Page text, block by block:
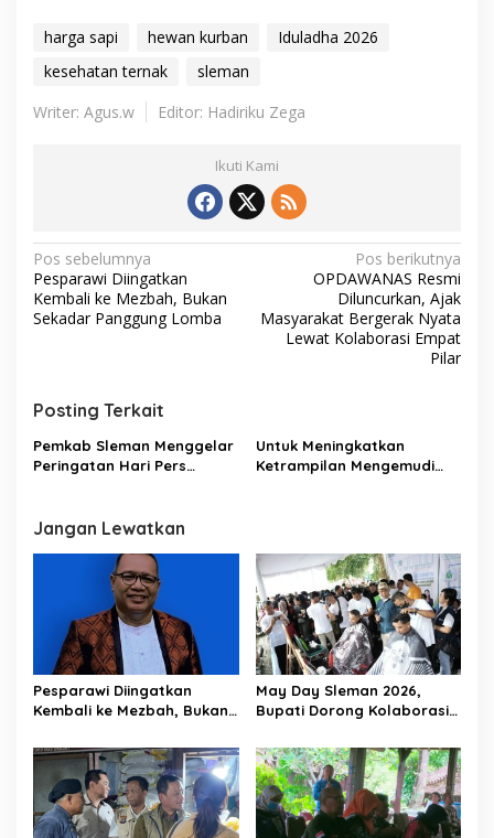
harga sapi hewan kurban
Iduladha 2026
kesehatan ternak
sleman
Writer: Agus.w
Editor: Hadiriku Zega
Ikuti Kami
N
a
v
a
s
i
o
Pos sebelumnya
Pesparawi Diingatkan
Kembali ke Mezbah, Bukan
Sekadar Panggung Lomba
Pos berikutnya
OPDAWANAS Resmi
Diluncurkan, Ajak
Masyarakat Bergerak Nyata
Lewat Kolaborasi Empat
Pilar
Posting Terkait
Pemkab Sleman Menggelar
Peringatan Hari Pers
Untuk Meningkatkan
Ketrampilan Mengemudi
Jangan Lewatkan
Pesparawi Diingatkan
Kembali ke Mezbah, Bukan
May Day Sleman 2026,
Bupati Dorong Kolaborasi